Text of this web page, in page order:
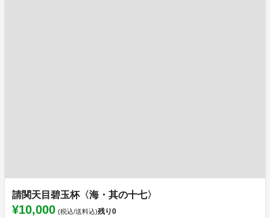
請関天目碧玉杯〈海・其の十七〉
¥10,000 (税込/送料込)残り0